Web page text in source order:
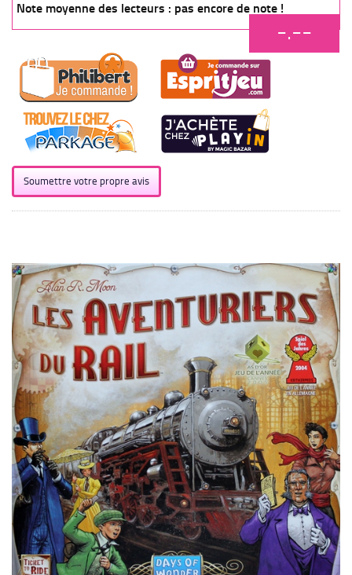
Note moyenne des lecteurs : pas encore de note !
-.--
Soumettre votre propre avis